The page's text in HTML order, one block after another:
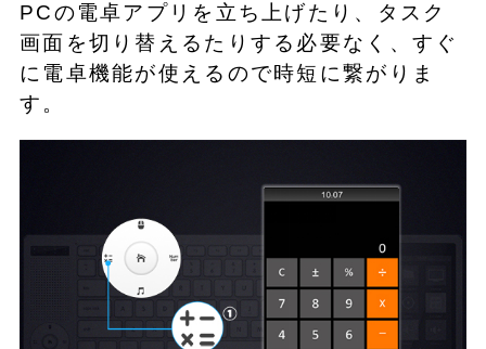
PCの電卓アプリを立ち上げたり、タスク
画面を切り替えるたりする必要なく、すぐ
に電卓機能が使えるので時短に繋がりま
す。